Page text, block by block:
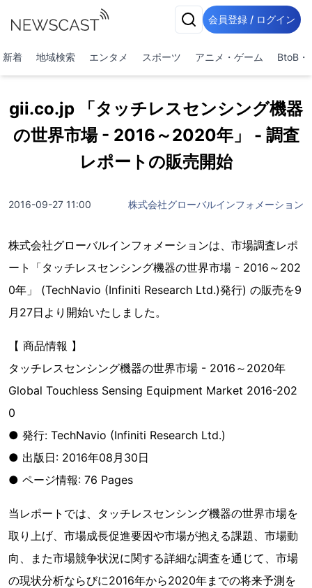
会員登録 / ログイン
新着 地域検索 エンタメ スポーツ アニメ・ゲーム BtoB・
gii.co.jp 「タッチレスセンシング機器
の世界市場 - 2016～2020年」 - 調査
レポートの販売開始
2016-09-27 11:00 株式会社グローバルインフォメーション
株式会社グローバルインフォメーションは、市場調査レポ
ート「タッチレスセンシング機器の世界市場 - 2016～202
0年」 (TechNavio (Infiniti Research Ltd.)発行) の販売を9
月27日より開始いたしました。
【 商品情報 】
タッチレスセンシング機器の世界市場 - 2016～2020年
Global Touchless Sensing Equipment Market 2016-202
0
● 発行: TechNavio (Infiniti Research Ltd.)
● 出版日: 2016年08月30日
● ページ情報: 76 Pages
当レポートでは、タッチレスセンシング機器の世界市場を
取り上げ、市場成長促進要因や市場が抱える課題、市場動
向、また市場競争状況に関する詳細な調査を通じて、市場
の現状分析ならびに2016年から2020年までの将来予測を